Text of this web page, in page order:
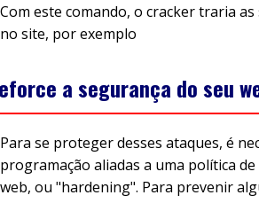
Com este comando, o cracker traria
no site, por exemplo
a segurança do seu
Para se proteger desses ataques, é
programação aliadas a uma política
web, ou "hardening". Para prevenir